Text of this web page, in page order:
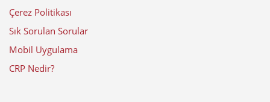
Çerez Politikası
Sık Sorulan Sorular
Mobil Uygulama
CRP Nedir?